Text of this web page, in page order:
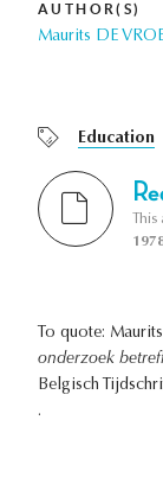
AUTHOR(S)
Maurits DE
Education
To quote:
onderzoek
Belgisch
.